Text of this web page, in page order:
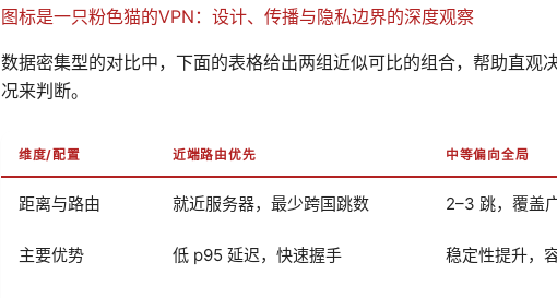
图标是一只粉色猫的VPN：设计、传播与隐私边界的深度观察
数据密集型的对比中，下面的表格给出两组近似可比的组合，帮助直观
况来判断。
维度/配置 近端路由优先 中等偏向全局
距离与路由 就近服务器，最少跨国跳数 2–3 跳，覆盖
主要优势 低 p95 延迟，快速握手 稳定性提升，